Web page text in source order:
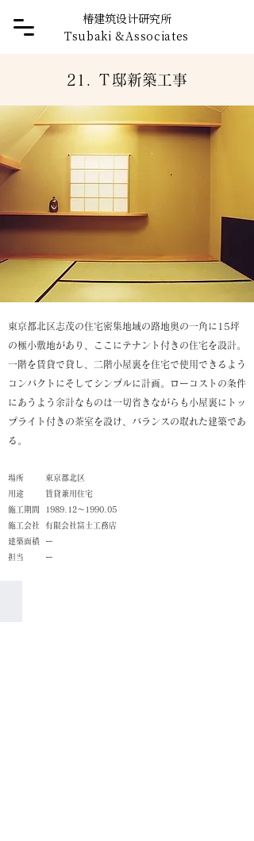
椿建筑设计研究所
Tsubaki &Associates
21. Ｔ邸新築工事
東京都北区志茂の住宅密集地域の路地奥の一角に15坪
の極小敷地があり、ここにテナント付きの住宅を設計。
一階を賃貸で貸し、二階小屋裏を住宅で使用できるよう
コンパクトにそしてシンプルに計画。ローコストの条件
にあうよう余計なものは一切省きながらも小屋裏にトッ
プライト付きの茶室を設け、バランスの取れた建築であ
る。
​場所
東京都北区
​用途
賃貸兼用住宅
1989.12～1990.05
施工期間
有限会社富士工務店
施工会社
ー
建築面積
ー
担当